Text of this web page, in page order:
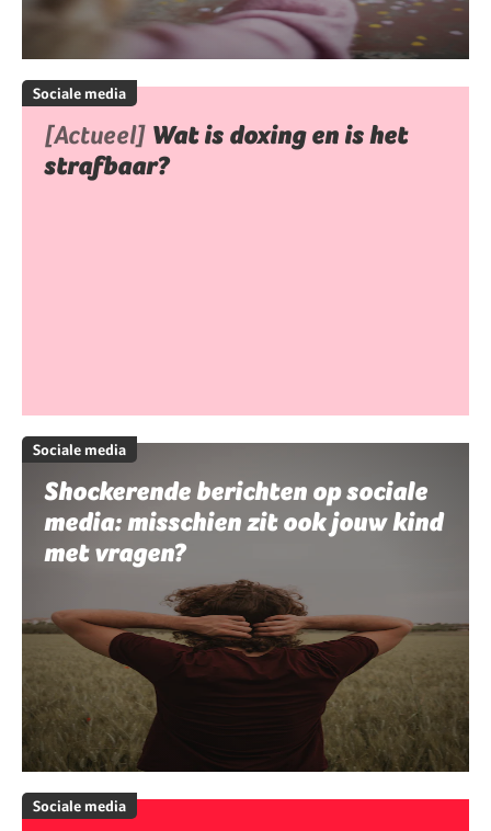
Sociale media
[Actueel] Wat is doxing en is het
strafbaar?
Sociale media
Shockerende berichten op sociale
media: misschien zit ook jouw kind
met vragen?
Sociale media